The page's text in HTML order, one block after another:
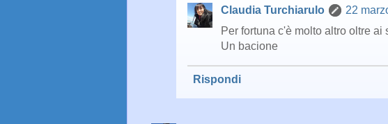
Claudia Turchiarulo
22
Per fortuna c'è molto altro oltre ai
Un bacione
Rispondi